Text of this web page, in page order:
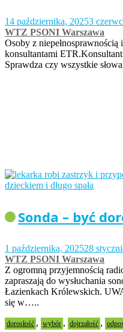
14 października, 20253
WTZ PSONI Warszawa
Osoby z
konsultantami
Sprawdza czy wszystkie
Sonda – być
1 października, 202528
WTZ PSONI Warszawa
Z ogromną przyjemnością
zapraszają do wysłuchania
Łazienkach Królewskich.
się w…..
dorosłość , wybór , dojrzałość ,